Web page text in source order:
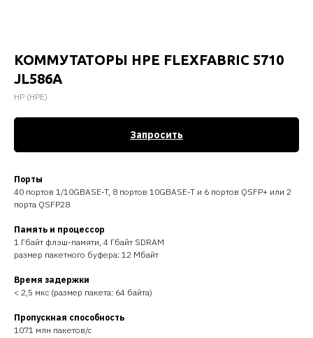
КОММУТАТОРЫ HPE FLEXFABRIC 5710
JL586A
HP (HPE)
Запросить
Порты
40 портов 1/10GBASE-T, 8 портов 10GBASE-T и 6 портов QSFP+ или 2
порта QSFP28
Память и процессор
1 Гбайт флэш-памяти, 4 Гбайт SDRAM
размер пакетного буфера: 12 Мбайт
Время задержки
< 2,5 мкс (размер пакета: 64 байта)
Пропускная способность
1071 млн пакетов/с